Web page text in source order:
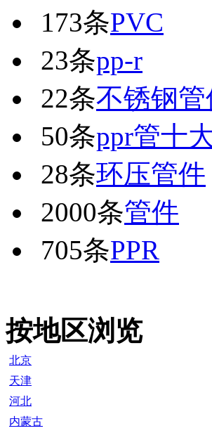
173条PVC
23条pp-r
22条不锈钢管
50条ppr管十
28条环压管件
2000条管件
705条PPR
按地区浏览
北京
天津
河北
内蒙古